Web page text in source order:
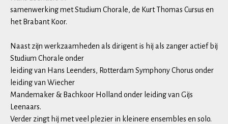
samenwerking met Studium Chorale, de Kurt Thomas Cursus en
het Brabant Koor.
Naast zijn werkzaamheden als dirigent is hij als zanger actief bij
Studium Chorale onder
leiding van Hans Leenders, Rotterdam Symphony Chorus onder
leiding van Wiecher
Mandemaker & Bachkoor Holland onder leiding van Gijs
Leenaars.
Verder zingt hij met veel plezier in kleinere ensembles en solo.